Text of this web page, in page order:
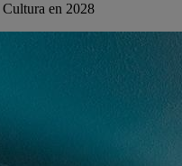
en 2028